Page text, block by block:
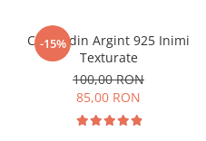
-15%
Cercei din Argint 925 Inimi
Texturate
100,00 RON
85,00 RON